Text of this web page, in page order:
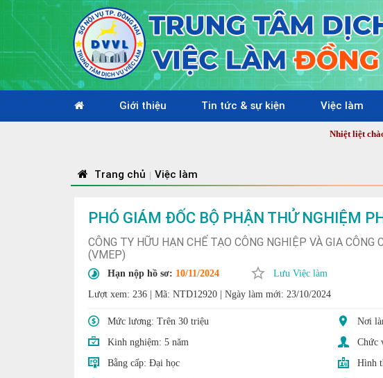
Giới thiệu Tin tức & sự kiện Việc làm
Nhiệt liệt chào mừng 81
Trang chủ | Việc làm
PHÓ GIÁM ĐỐC BỘ PHẬN THỬ NGHIỆM
CÔNG TY HỮU HẠN CHẾ TẠO CÔNG NGHIỆP VÀ GIA
(VMEP)
Hạn nộp hồ sơ: 10/11/2024
Lưu Việc làm
Lượt xem: 236
Mã: NTD12920 Ngày làm mới: 23/10/2024
Mức lương: Trên 30 triệu
Nơi
Kinh nghiệm: 5 năm Chức
Bằng cấp: Đại học Hình